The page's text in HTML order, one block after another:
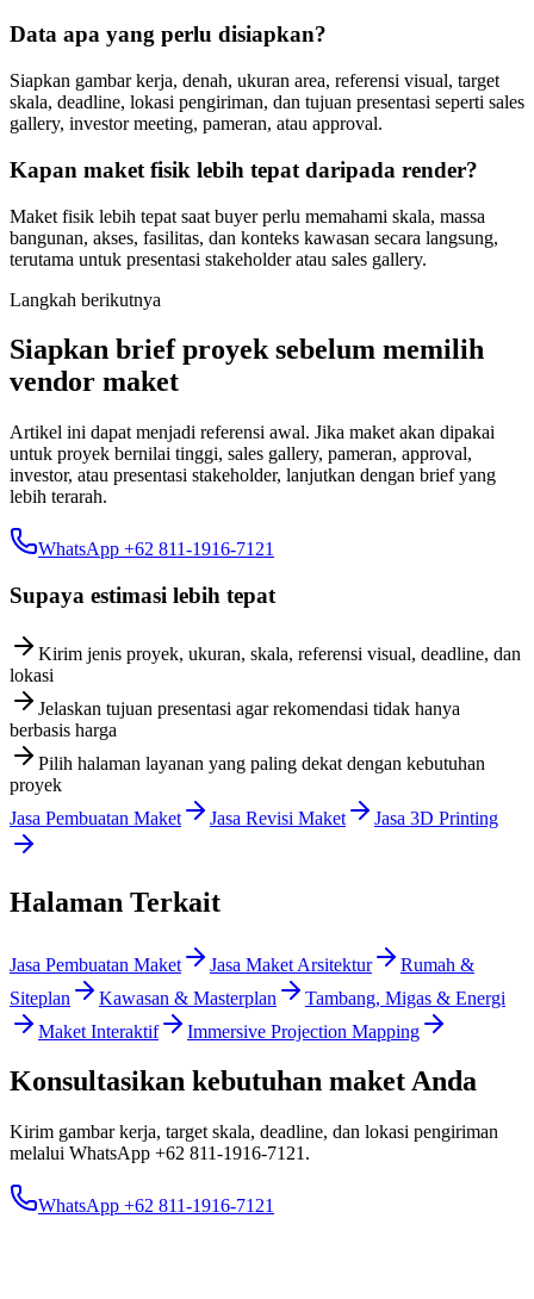
Data apa yang perlu disiapkan?
Siapkan gambar kerja, denah, ukuran area, referensi visual, target
skala, deadline, lokasi pengiriman, dan tujuan presentasi seperti sales
gallery, investor meeting, pameran, atau approval.
Kapan maket fisik lebih tepat daripada render?
Maket fisik lebih tepat saat buyer perlu memahami skala, massa
bangunan, akses, fasilitas, dan konteks kawasan secara langsung,
terutama untuk presentasi stakeholder atau sales gallery.
Langkah berikutnya
Siapkan brief proyek sebelum memilih
vendor maket
Artikel ini dapat menjadi referensi awal. Jika maket akan dipakai
untuk proyek bernilai tinggi, sales gallery, pameran, approval,
investor, atau presentasi stakeholder, lanjutkan dengan brief yang
lebih terarah.
WhatsApp +62 811-1916-7121
Supaya estimasi lebih tepat
Kirim jenis proyek, ukuran, skala, referensi visual, deadline, dan
lokasi
Jelaskan tujuan presentasi agar rekomendasi tidak hanya
berbasis harga
Pilih halaman layanan yang paling dekat dengan kebutuhan
proyek
Jasa Pembuatan Maket
Jasa Revisi Maket Jasa 3D Printing
Halaman Terkait
Jasa Pembuatan Maket Jasa Maket Arsitektur
Rumah &
Siteplan
Kawasan & Masterplan
Tambang, Migas & Energi
Maket Interaktif
Immersive Projection Mapping
Konsultasikan kebutuhan maket Anda
Kirim gambar kerja, target skala, deadline, dan lokasi pengiriman
melalui WhatsApp +62 811-1916-7121 .
WhatsApp +62 811-1916-7121